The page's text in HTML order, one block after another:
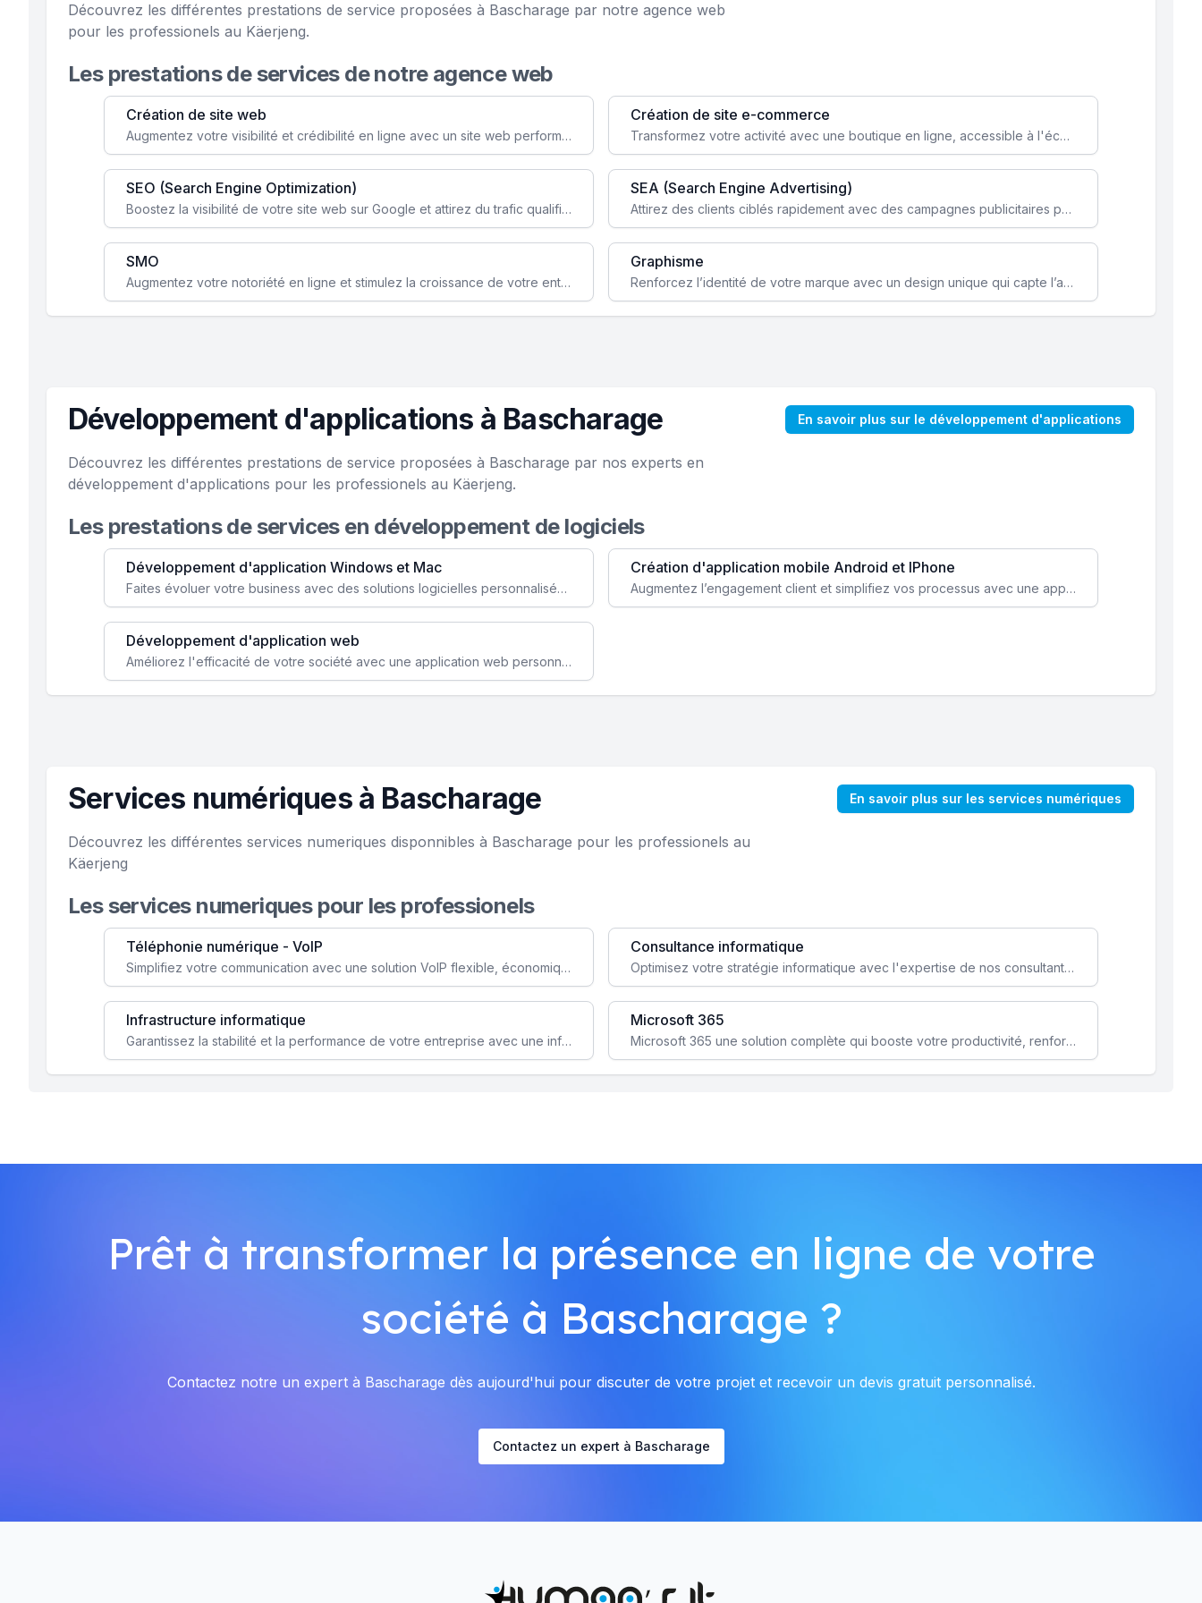
Découvrez les différentes prestations de service proposées à Bascharage par notre agence web
pour les professionels au Käerjeng.
Les prestations de services de notre agence web
Création de site web
Augmentez votre visibilité et crédibilité en ligne avec un site web performant, conçu pour attirer plus de clients.
Création de site e-commerce
Transformez votre activité avec une boutique en ligne, accessible à l'échelle mondiale 24/7.
SEO (Search Engine Optimization)
Boostez la visibilité de votre site web sur Google et attirez du trafic qualifié grâce à nos stratégies SEO.
SEA (Search Engine Advertising)
Attirez des clients ciblés rapidement avec des campagnes publicitaires payantes optimisées pour vos objectifs.
SMO
Augmentez votre notoriété en ligne et stimulez la croissance de votre entreprise grâce à une stratégie sociale sur mesure.
Graphisme
Renforcez l’identité de votre marque avec un design unique qui capte l’attention et engage vos clients.
Développement d'applications à Bascharage En savoir plus sur le développement d'applications
Découvrez les différentes prestations de service proposées à Bascharage par nos experts en
développement d'applications pour les professionels au Käerjeng.
Les prestations de services en développement de logiciels
Développement d'application Windows et Mac
Faites évoluer votre business avec des solutions logicielles personnalisées, parfaitement adaptées à vos besoins spécifiques.
Création d'application mobile Android et IPhone
Augmentez l’engagement client et simplifiez vos processus avec une application mobile sur mesure, disponible sur iOS et Android.
Développement d'application web
Améliorez l'efficacité de votre société avec une application web personnalisée accessible partout et tout le temps.
Services numériques à Bascharage En savoir plus sur les services numériques
Découvrez les différentes services numeriques disponnibles à Bascharage pour les professionels au
Käerjeng
Les services numeriques pour les professionels
Téléphonie numérique - VoIP
Simplifiez votre communication avec une solution VoIP flexible, économique et adaptée à vos besoins professionnels.
Consultance informatique
Optimisez votre stratégie informatique avec l'expertise de nos consultants pour améliorer votre efficacité et sécurité.
Infrastructure informatique
Garantissez la stabilité et la performance de votre entreprise avec une infrastructure IT sécurisée et évolutive.
Microsoft 365
Microsoft 365 une solution complète qui booste votre productivité, renforce la sécurité de vos données et facilite la collaboration.
Prêt à transformer la présence en ligne de votre
société à Bascharage ?
Contactez notre un expert à Bascharage dès aujourd'hui pour discuter de votre projet et recevoir un devis gratuit personnalisé.
Contactez un expert à Bascharage